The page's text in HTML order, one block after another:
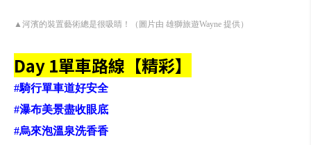
▲河濱的裝置藝術總是很吸睛！（圖片由 雄獅旅遊Wayne 提供）
Day 1單車路線【精彩】
#騎行單車道好安全
#瀑布美景盡收眼底
#烏來泡溫泉洗香香